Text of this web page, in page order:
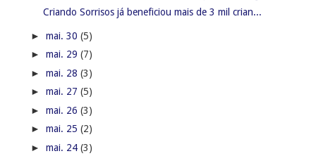
Criando Sorrisos já beneficiou mais de 3 mil crian...
► mai. 30 (5)
► mai. 29 (7)
► mai. 28 (3)
► mai. 27 (5)
► mai. 26 (3)
► mai. 25 (2)
► mai. 24 (3)